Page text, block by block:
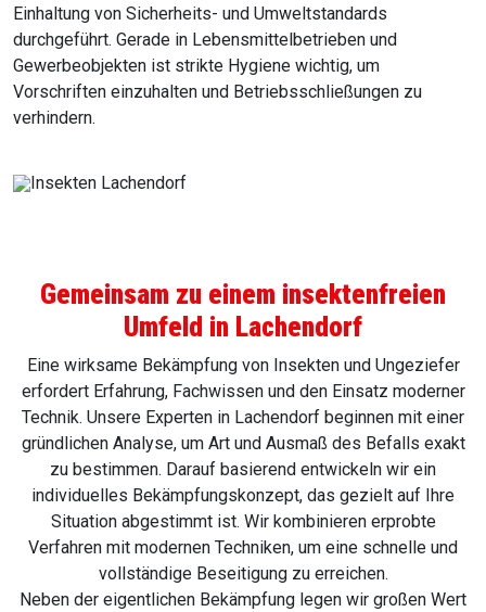
Einhaltung von Sicherheits- und Umweltstandards
durchgeführt. Gerade in Lebensmittelbetrieben und
Gewerbeobjekten ist strikte Hygiene wichtig, um
Vorschriften einzuhalten und Betriebsschließungen zu
verhindern.
Gemeinsam zu einem insektenfreien
Umfeld in Lachendorf
Eine wirksame Bekämpfung von Insekten und Ungeziefer
erfordert Erfahrung, Fachwissen und den Einsatz moderner
Technik. Unsere Experten in Lachendorf beginnen mit einer
gründlichen Analyse, um Art und Ausmaß des Befalls exakt
zu bestimmen. Darauf basierend entwickeln wir ein
individuelles Bekämpfungskonzept, das gezielt auf Ihre
Situation abgestimmt ist. Wir kombinieren erprobte
Verfahren mit modernen Techniken, um eine schnelle und
vollständige Beseitigung zu erreichen.
Neben der eigentlichen Bekämpfung legen wir großen Wert